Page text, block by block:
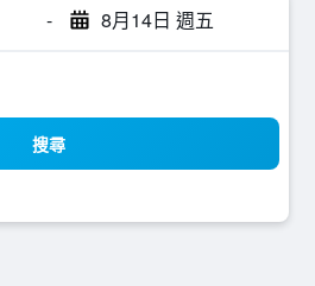
- 8月14日 週五
搜尋